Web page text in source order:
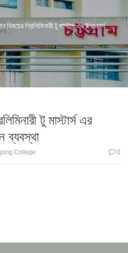
বিষয়ের প্রিলিমিনারী টু মাস্টার্স এর ইনকোর্স
টু মাস্টার্স এর
ব্যবস্থা
College 0